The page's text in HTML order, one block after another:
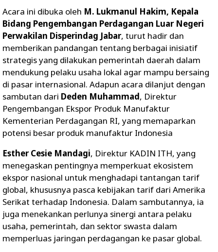
Acara ini dibuka oleh M. Lukmanul Hakim, Kepala
Bidang Pengembangan Perdagangan Luar Negeri
Perwakilan Disperindag Jabar, turut hadir dan
memberikan pandangan tentang berbagai inisiatif
strategis yang dilakukan pemerintah daerah dalam
mendukung pelaku usaha lokal agar mampu bersaing
di pasar internasional. Adapun acara dilanjut dengan
sambutan dari Deden Muhammad, Direktur
Pengembangan Ekspor Produk Manufaktur
Kementerian Perdagangan RI, yang memaparkan
potensi besar produk manufaktur Indonesia
Esther Cesie Mandagi, Direktur KADIN ITH, yang
menegaskan pentingnya memperkuat ekosistem
ekspor nasional untuk menghadapi tantangan tarif
global, khususnya pasca kebijakan tarif dari Amerika
Serikat terhadap Indonesia. Dalam sambutannya, ia
juga menekankan perlunya sinergi antara pelaku
usaha, pemerintah, dan sektor swasta dalam
memperluas jaringan perdagangan ke pasar global.